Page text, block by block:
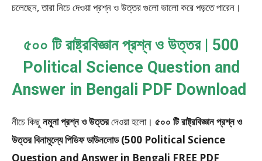
চলেছেন, তারা নিচে দেওয়া প্রশ্ন ও উত্তর গুলো ভালো করে পড়তে পারেন।
৫০০ টি রাষ্ট্রবিজ্ঞান প্রশ্ন ও উত্তর | 500
Political Science Question and
Answer in Bengali PDF Download
নীচে কিছুনমুনা প্রশ্ন ও উত্তরদেওয়া হলো। ৫০০ টি রাষ্ট্রবিজ্ঞান প্রশ্ন ও
উত্তর বিনামূল্যে পিডিফ ডাউনলোড (500 Political Science
Question and Answer in Bengali FREE PDF